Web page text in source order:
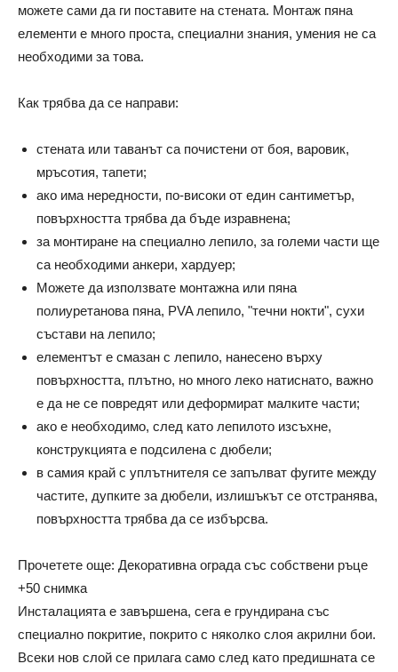
можете сами да ги поставите на стената. Монтаж пяна
елементи е много проста, специални знания, умения не са
необходими за това.
Как трябва да се направи:
стената или таванът са почистени от боя, варовик,
мръсотия, тапети;
ако има нередности, по-високи от един сантиметър,
повърхността трябва да бъде изравнена;
за монтиране на специално лепило, за големи части ще
са необходими анкери, хардуер;
Можете да използвате монтажна или пяна
полиуретанова пяна, PVA лепило, "течни нокти", сухи
състави на лепило;
елементът е смазан с лепило, нанесено върху
повърхността, плътно, но много леко натиснато, важно
е да не се повредят или деформират малките части;
ако е необходимо, след като лепилото изсъхне,
конструкцията е подсилена с дюбели;
в самия край с уплътнителя се запълват фугите между
частите, дупките за дюбели, излишъкът се отстранява,
повърхността трябва да се избърсва.
Прочетете още: Декоративна ограда със собствени ръце
+50 снимка
Инсталацията е завършена, сега е грундирана със
специално покритие, покрито с няколко слоя акрилни бои.
Всеки нов слой се прилага само след като предишната се